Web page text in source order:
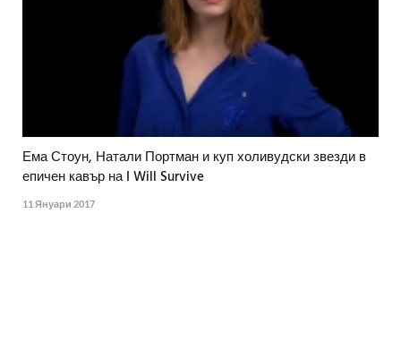
Ема Стоун, Натали Портман и куп холивудски звезди в
епичен кавър на I Will Survive
11 Януари 2017